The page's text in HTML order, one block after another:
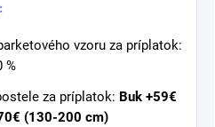
vzoru za príplatok:
%
za príplatok: Buk +59€
€ (130-200 cm)